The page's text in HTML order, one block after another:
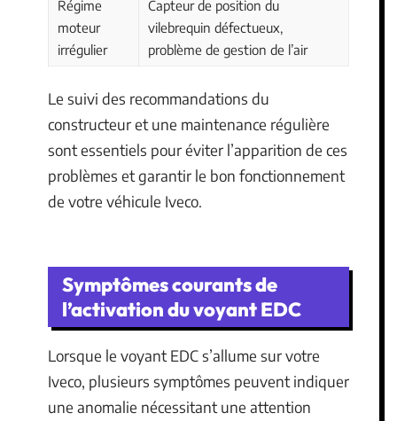
Régime
moteur
irrégulier
Capteur de position du
vilebrequin défectueux,
problème de gestion de l’air
Le suivi des recommandations du
constructeur et une maintenance régulière
sont essentiels pour éviter l’apparition de ces
problèmes et garantir le bon fonctionnement
de votre véhicule Iveco.
Symptômes courants de
l’activation du voyant EDC
Lorsque le voyant EDC s’allume sur votre
Iveco, plusieurs symptômes peuvent indiquer
une anomalie nécessitant une attention